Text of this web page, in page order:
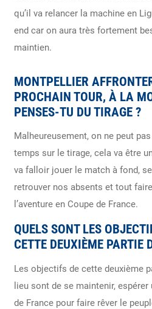
qu’il va relancer la machine en
end car on aura très fortement
maintien.
MONTPELLIER
PROCHAIN TOUR, À LA
PENSES-TU DU TIRAGE ?
Malheureusement, on ne peut
temps sur le tirage, cela va être
va falloir jouer le match à fond,
retrouver nos absents et tout
l’aventure en Coupe de France.
QUELS SONT LES
CETTE DEUXIÈME PARTIE
Les objectifs de cette deuxième
lieu sont de se maintenir,
de France pour faire rêver le